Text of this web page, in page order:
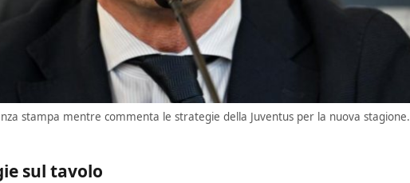
stampa mentre commenta le strategie della Juventus per la nuova stagione.
sul tavolo